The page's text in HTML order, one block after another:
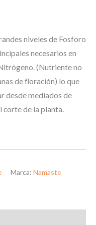
niveles de Fosforo
necesarios en
(Nutriente no
de floración) lo que
desde mediados de
corte de la planta.
Marca: Namaste